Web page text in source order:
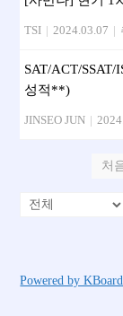
TSI | 2024.03.07 |
SAT/ACT/
성적**)
JINSEO JUN |
처
Powered by KBoard